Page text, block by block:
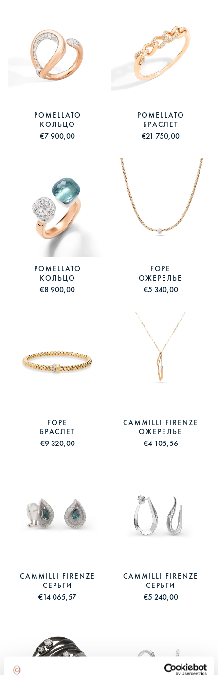
POMELLATO
КОЛЬЦО
€7 900,00
POMELLATO
БРАСЛЕТ
€21 750,00
POMELLATO
КОЛЬЦО
€8 900,00
FOPE
ОЖЕРЕЛЬЕ
€5 340,00
FOPE
БРАСЛЕТ
€9 320,00
CAMMILLI FIRENZE
ОЖЕРЕЛЬЕ
€4 105,56
CAMMILLI FIRENZE
СЕРЬГИ
€14 065,57
CAMMILLI FIRENZE
СЕРЬГИ
€5 240,00